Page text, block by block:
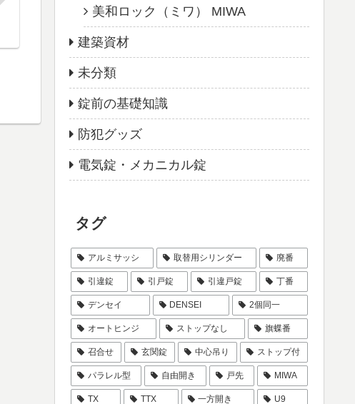
美和ロック（ミワ） MIWA
建築資材
未分類
錠前の基礎知識
防犯グッズ
電気錠・メカニカル錠
タグ
アルミサッシ 取替用シリンダー 廃番
引違錠 引戸錠 引違戸錠 丁番
デンセイ DENSEI 2個同一
オートヒンジ ストップなし 旗蝶番
召合せ 玄関錠 中心吊り ストップ付
パラレル型 自由開き 戸先 MIWA
TX TTX 一方開き U9